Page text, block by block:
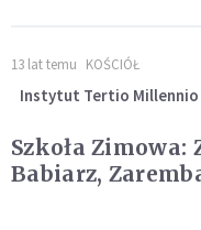
13 lat temu KOŚCIÓŁ
Instytut Tertio Millennio
Szkoła Zimowa:
Babiarz,